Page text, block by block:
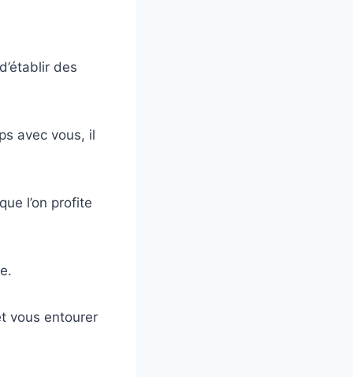
des
avec vous, il
l’on profite
vous entourer